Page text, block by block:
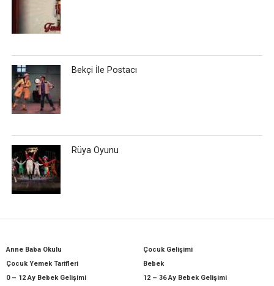
Bekçi İle Postacı
Rüya Oyunu
Anne Baba Okulu
Çocuk Gelişimi
Çocuk Yemek Tarifleri
Bebek
0 – 12 Ay Bebek Gelişimi
12 – 36 Ay Bebek Gelişimi